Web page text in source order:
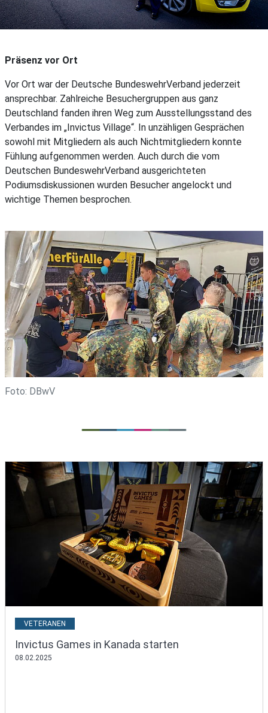
Präsenz vor Ort
Vor Ort war der Deutsche BundeswehrVerband jederzeit
ansprechbar. Zahlreiche Besuchergruppen aus ganz
Deutschland fanden ihren Weg zum Ausstellungsstand des
Verbandes im „Invictus Village“. In unzähligen Gesprächen
sowohl mit Mitgliedern als auch Nichtmitgliedern konnte
Fühlung aufgenommen werden. Auch durch die vom
Deutschen BundeswehrVerband ausgerichteten
Podiumsdiskussionen wurden Besucher angelockt und
wichtige Themen besprochen.
Foto: DBwV
VETERANEN
Invictus Games in Kanada starten
08.02.2025